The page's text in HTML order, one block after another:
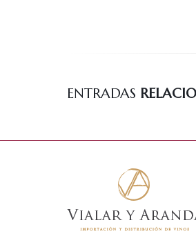
ENTRADAS